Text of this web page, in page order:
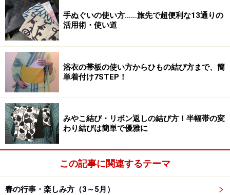
「左義長（どんど焼き）」は地域の田んぼや社寺の境内など
で行われる
外したしめ飾りは、1月15日（あるいはその頃）に地域
や神社などで行われる「左義長（どんど焼き）」で焼い
て、正月行事に区切りをつけます。左義長に持っていけ
ない場合には、社寺で古札納所など指定の場所に納める
と、お焚き上げをしてくれることが多いです。地域によ
っては、しめ飾りを回収してくれるところもあります。
無理な場合には、「燃えるごみ」（陶磁器や金属などの
飾りものは「不燃ごみ」）として出します。神聖なもの
手ぬぐいの使い方……旅先で超便利な13通りの
活用術・使い道
浴衣の帯板の使い方からひもの結び方まで、簡
単着付け7STEP！
みやこ結び・リボン返しの結び方！半幅帯の変
わり結びは簡単で優雅に
この記事に関連するテーマ
春の行事・楽しみ方（3～5月）